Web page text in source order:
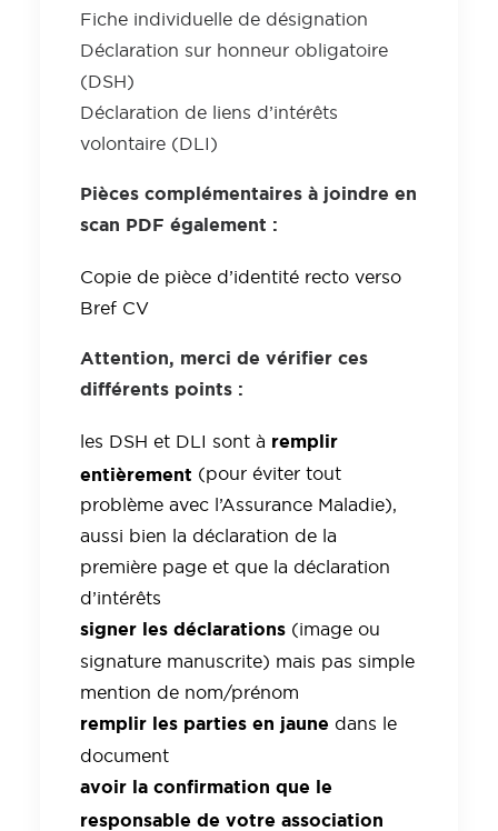
Fiche individuelle de désignation
Déclaration sur honneur obligatoire
(DSH)
Déclaration de liens d’intérêts
volontaire (DLI)
Pièces complémentaires à joindre en
scan PDF également :
Copie de pièce d’identité recto verso
Bref CV
Attention, merci de vérifier ces
différents points :
les DSH et DLI sont à remplir
entièrement (pour éviter tout
problème avec l’Assurance Maladie),
aussi bien la déclaration de la
première page et que la déclaration
d’intérêts
signer les déclarations (image ou
signature manuscrite) mais pas simple
mention de nom/prénom
remplir les parties en jaune dans le
document
avoir la confirmation que le
responsable de votre association